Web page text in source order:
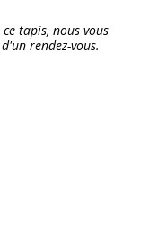
tapis, nous vous
rendez-vous.